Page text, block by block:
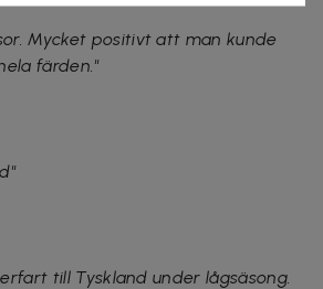
Mycket positivt att man kunde
färden."
till Tyskland under lågsäsong.